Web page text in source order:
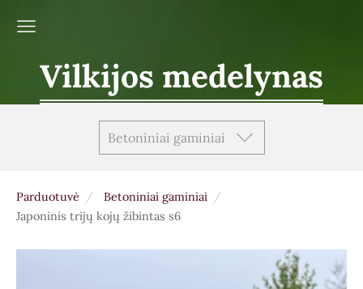
Vilkijos medelynas
Betoniniai gaminiai
Parduotuvė
Betoniniai gaminiai
Japoninis trijų kojų žibintas s6